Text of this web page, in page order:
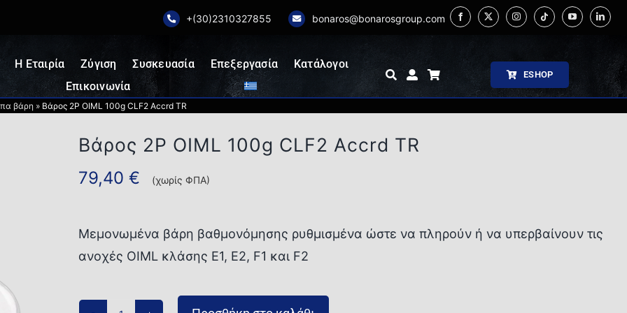
+(30)2310327855 bonaros@bonarosgroup.com
Η Εταιρία Ζύγιση Συσκευασία Επεξεργασία
Κατάλογοι
Επικοινωνία
ESHOP
βάρη » Βάρος 2P OIML 100g CLF2 Accrd TR
Βάρος 2P OIML 100g CLF2 Accrd TR
79,40 € (χωρίς ΦΠΑ)
Μεμονωμένα βάρη βαθμονόμησης ρυθμισμένα ώστε να πληρούν ή να υπερβαίνουν τις
ανοχές OIML κλάσης E1, E2, F1 και F2